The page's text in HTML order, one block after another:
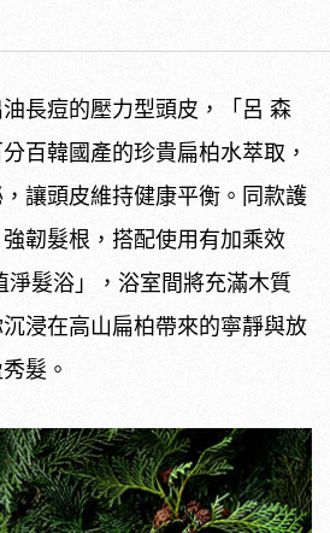
長痘的壓力型頭皮，「呂 森
百韓國產的珍貴扁柏水萃取，
讓頭皮維持健康平衡。同款護
韌髮根，搭配使用有加乘效
淨髮浴」，浴室間將充滿木質
浸在高山扁柏帶來的寧靜與放
髮。